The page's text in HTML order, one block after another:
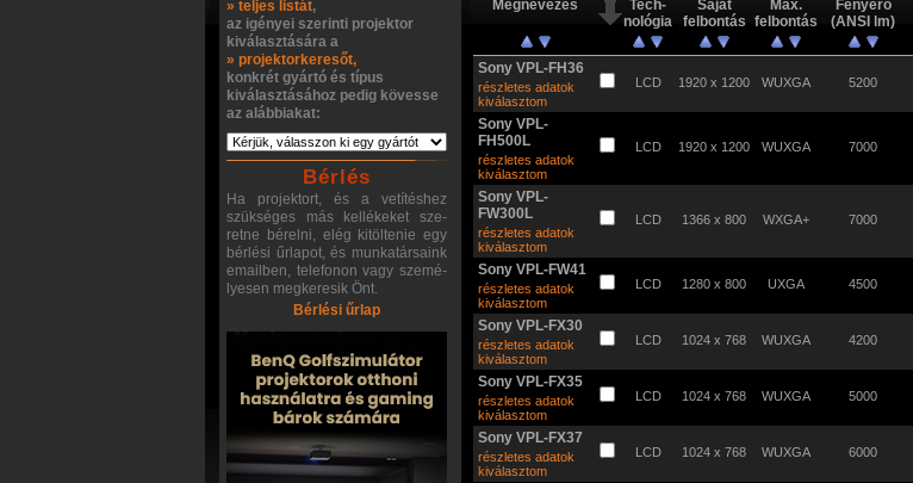
» teljes listát,
az igényei szerinti projektor
kiválasztására a
» projektorkeresőt,
konkrét gyártó és típus
kiválasztásához pedig kövesse
az alábbiakat:
Bérlés
Ha projektort, és a vetítéshez
szükséges más kellékeket sze-
retne bérelni, elég kitöltenie egy
bérlési űrlapot, és munkatársaink
emailben, telefonon vagy szemé-
lyesen megkeresik Önt.
Bérlési űrlap
Megnevezes
Tech-
nológia
Saját
felbontás
Max.
felbontás
Fényerő
(ANSI lm)
Sony VPL-FH36
részletes adatok
kiválasztom
LCD 1920 x 1200 WUXGA 5200
Sony VPL-
FH500L
részletes adatok
kiválasztom
LCD 1920 x 1200 WUXGA 7000
Sony VPL-
FW300L
részletes adatok
kiválasztom
LCD 1366 x 800 WXGA+ 7000
Sony VPL-FW41
részletes adatok
kiválasztom
LCD 1280 x 800 UXGA 4500
Sony VPL-FX30
részletes adatok
kiválasztom
LCD 1024 x 768 WUXGA 4200
Sony VPL-FX35
részletes adatok
kiválasztom
LCD 1024 x 768 WUXGA 5000
Sony VPL-FX37
részletes adatok
kiválasztom
LCD 1024 x 768 WUXGA 6000